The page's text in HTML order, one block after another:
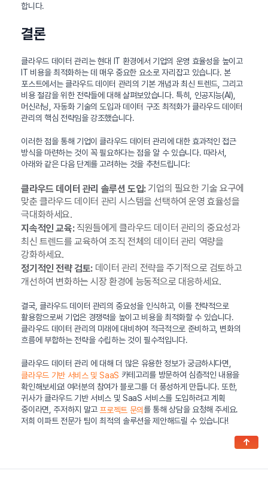
합니다.
결론
클라우드 데이터 관리는 현대 IT 환경에서 기업의 운영 효율성을 높이고
IT 비용을 최적화하는 데 매우 중요한 요소로 자리잡고 있습니다. 본
포스트에서는 클라우드 데이터 관리의 기본 개념과 최신 트렌드, 그리고
비용 절감을 위한 전략들에 대해 살펴보았습니다. 특히, 인공지능(AI),
머신러닝, 자동화 기술의 도입과 데이터 구조 최적화가 클라우드 데이터
관리의 핵심 전략임을 강조했습니다.
이러한 점을 통해 기업이 클라우드 데이터 관리에 대한 효과적인 접근
방식을 마련하는 것이 꼭 필요하다는 점을 알 수 있습니다. 따라서,
아래와 같은 다음 단계를 고려하는 것을 추천드립니다:
클라우드 데이터 관리 솔루션 도입:기업의 필요한 기술 요구에
맞춘 클라우드 데이터 관리 시스템을 선택하여 운영 효율성을
극대화하세요.
지속적인 교육:직원들에게 클라우드 데이터 관리의 중요성과
최신 트렌드를 교육하여 조직 전체의 데이터 관리 역량을
강화하세요.
정기적인 전략 검토:데이터 관리 전략을 주기적으로 검토하고
개선하여 변화하는 시장 환경에 능동적으로 대응하세요.
결국, 클라우드 데이터 관리의 중요성을 인식하고, 이를 전략적으로
활용함으로써 기업은 경쟁력을 높이고 비용을 최적화할 수 있습니다.
클라우드 데이터 관리의 미래에 대비하여 적극적으로 준비하고, 변화의
흐름에 부합하는 전략을 수립하는 것이 필수적입니다.
클라우드 데이터 관리 에 대해 더 많은 유용한 정보가 궁금하시다면,
클라우드 기반 서비스 및 SaaS 카테고리를 방문하여 심층적인 내용을
확인해보세요! 여러분의 참여가 블로그를 더 풍성하게 만듭니다. 또한,
귀사가 클라우드 기반 서비스 및 SaaS 서비스를 도입하려고 계획
중이라면, 주저하지 말고 프로젝트 문의를 통해 상담을 요청해 주세요.
저희 이파트 전문가 팀이 최적의 솔루션을 제안해드릴 수 있습니다!
↑